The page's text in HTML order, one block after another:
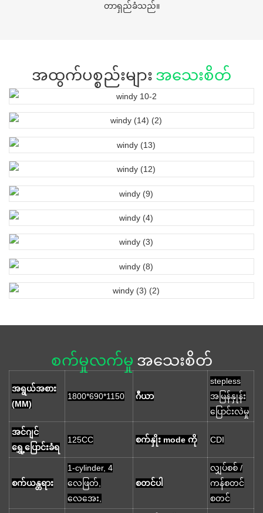
တာရှည်ခံသည်။
အထွက်ပစ္စည်းများ အသေးစိတ်
စက်မှုလက်မှု အသေးစိတ်
အရွယ်အစား
(MM)
1800*690*1150 ဂီယာ
stepless
အမြန်နှုန်း
ပြောင်းလဲမှု
အင်ဂျင်
ရွှေ့ပြောင်းခံရ
125CC စက်နှိုး mode ကို CDI
စက်ယန္တရား
1-cylinder, 4
လေဖြတ်,
လေအေး,
စတင်ပါ
လျှပ်စစ် /
ကန်စတင်
စတင်